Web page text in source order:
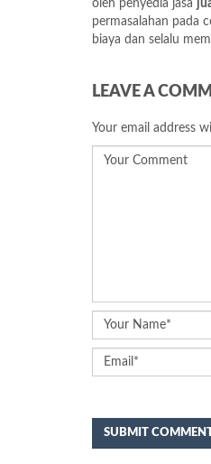
oleh penyedia jasa
permasalahan pada
biaya dan selalu
LEAVE A
Your email address